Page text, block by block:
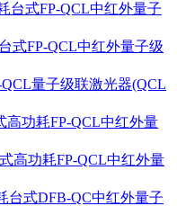
台式FP-QCL中红外量子
式FP-QCL中红外量子级
量子级联激光器(QCL
高功耗FP-QCL中红外量
高功耗FP-QCL中红外量
台式DFB-QC中红外量子